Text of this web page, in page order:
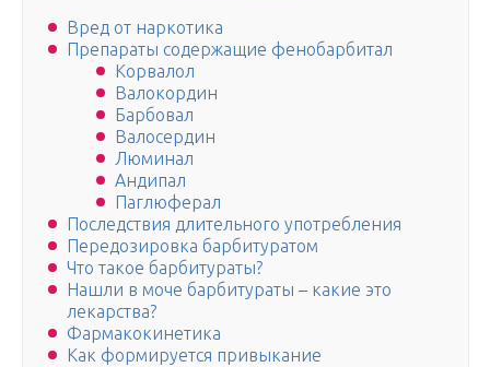
Вред от наркотика
Препараты содержащие фенобарбитал
Корвалол
Валокордин
Барбовал
Валосердин
Люминал
Андипал
Паглюферал
Последствия длительного употребления
Передозировка барбитуратом
Что такое барбитураты?
Нашли в моче барбитураты – какие это
лекарства?
Фармакокинетика
Как формируется привыкание